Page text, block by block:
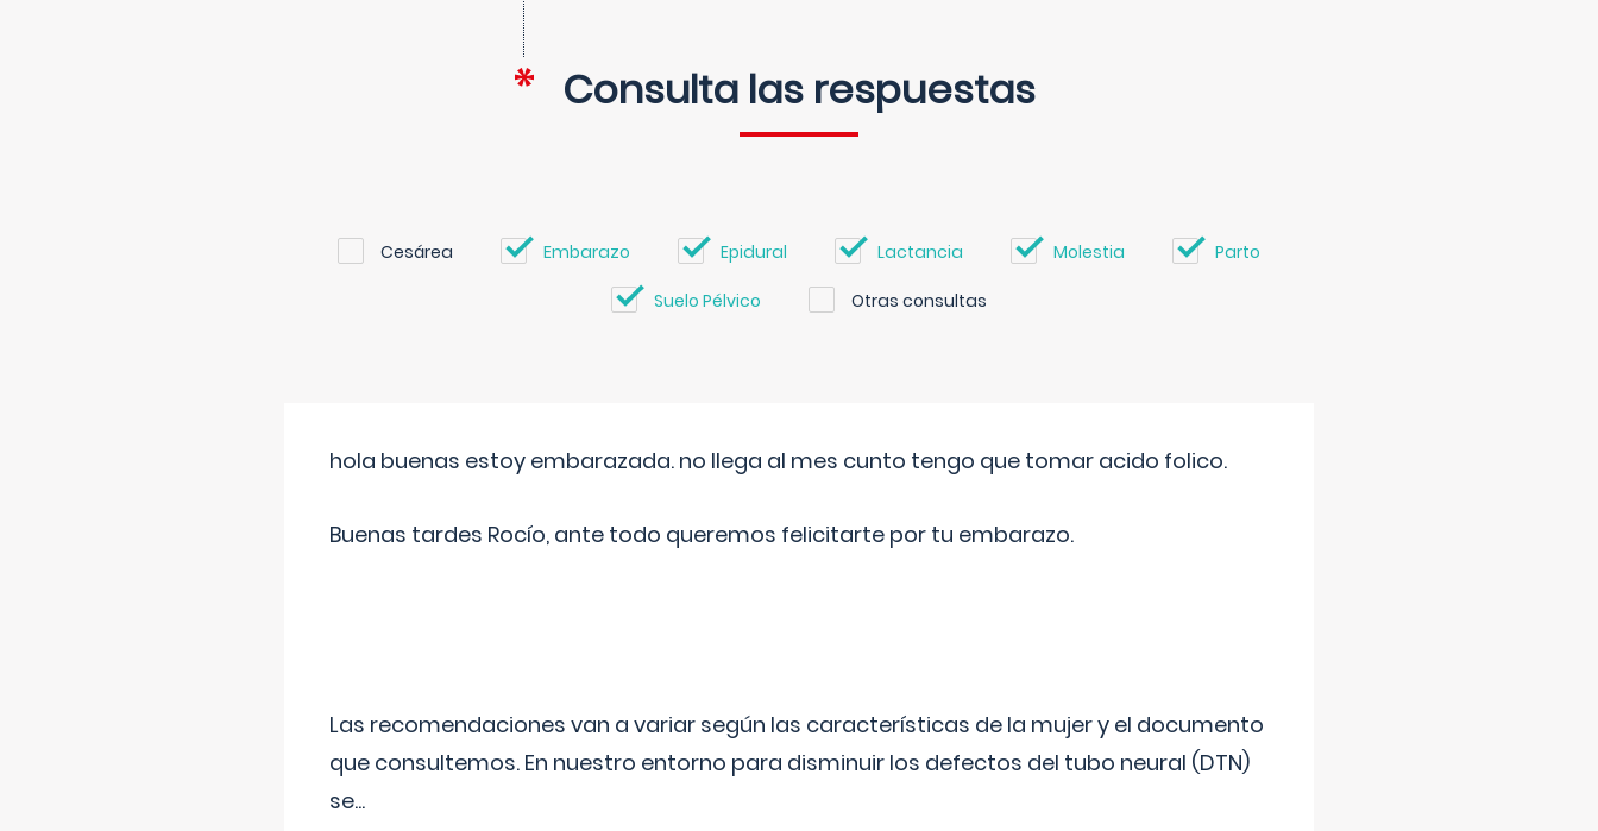
Consulta las respuestas
Cesárea Embarazo Epidural Lactancia Molestia Parto
Suelo Pélvico Otras consultas
hola buenas estoy embarazada. no llega al mes cunto tengo que tomar acido folico.
Buenas tardes Rocío, ante todo queremos felicitarte por tu embarazo.
Las recomendaciones van a variar según las características de la mujer y el documento
que consultemos. En nuestro entorno para disminuir los defectos del tubo neural (DTN)
se...